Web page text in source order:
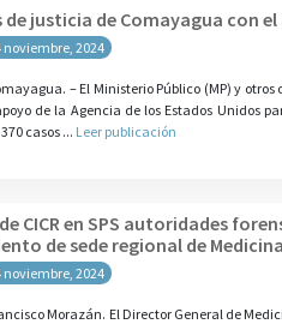
de justicia de Comayagua con
noviembre, 2024
– El Ministerio Público (MP) y
de la Agencia de los Estados Unidos
casos ... Leer publicación
CICR en SPS autoridades
de sede regional de
noviembre, 2024
Morazán. El Director General de